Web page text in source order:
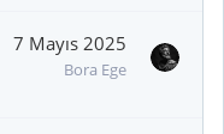
7 Mayıs 2025
Bora Ege